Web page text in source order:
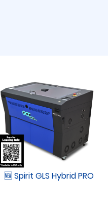
🆕 Spirit GLS Hybrid PRO